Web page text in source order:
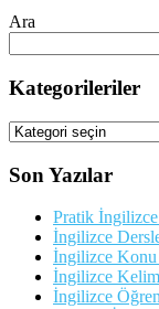
Ara
Kategorileriler
Kategorileriler
Son Yazılar
Pratik
İngilizce
İngilizce Konu
İngilizce
İngilizce